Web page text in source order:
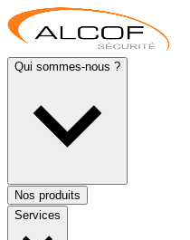
Qui sommes-nous ?
Nos produits
Services